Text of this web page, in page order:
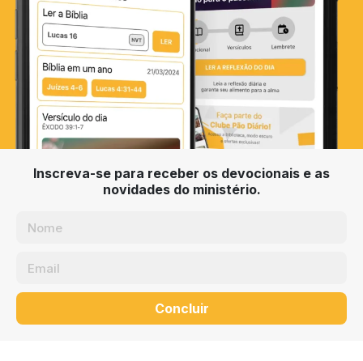
Inscreva-se para receber os devocionais e as
novidades do ministério.
Concluir